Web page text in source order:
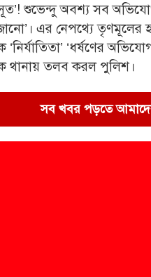
শুভেন্দু অবশ্য সব
এর নেপথ্যে
‘ধর্ষণের
থানায় তলব করল পুলিশ।
সব খবর পড়তে